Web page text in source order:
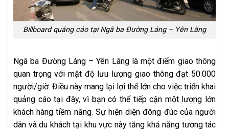
Billboard quảng cáo tại Ngã ba Đường Láng – Yên Lãng
Ngã ba Đường Láng – Yên Lãng là một điểm giao thông
quan trọng với mật độ lưu lượng giao thông đạt 50.000
người/giờ. Điều này mang lại lợi thế lớn cho việc triển khai
quảng cáo tại đây, vì bạn có thể tiếp cận một lượng lớn
khách hàng tiềm năng. Sự hiện diện đông đúc của người
dân và du khách tại khu vực này tăng khả năng tương tác